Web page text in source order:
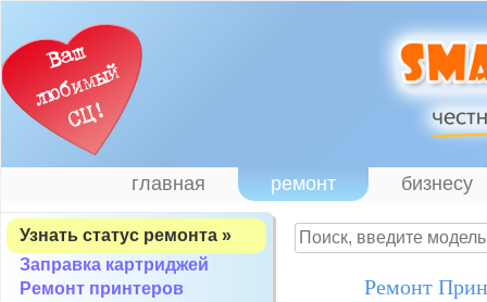
главная ремонт бизнесу
Узнать статус ремонта »
Заправка картриджей
Ремонт принтеров
Ремонт